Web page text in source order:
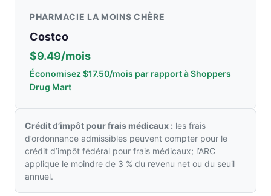
PHARMACIE LA MOINS CHÈRE
Costco
$9.49/mois
Économisez $17.50/mois par rapport à Shoppers
Drug Mart
Crédit d’impôt pour frais médicaux : les frais
d’ordonnance admissibles peuvent compter pour le
crédit d’impôt fédéral pour frais médicaux; l’ARC
applique le moindre de 3 % du revenu net ou du seuil
annuel.